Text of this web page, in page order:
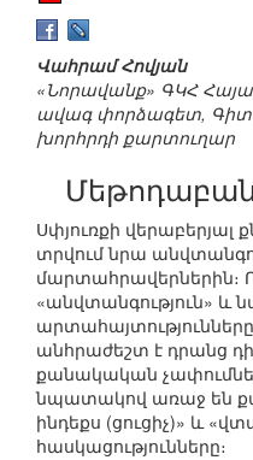
Վահրամ Հովյան
«Նորավանք» ԳԿՀ
ավագ փորձագետ,
խորհրդի քարտուղար
Սփյուռքի վերաբերյալ
տրվում նրա
մարտահրավերներին։
«անվտանգություն» և
անհրաժեշտ է դրանց
քանակական
նպատակով առաջ են
ինդեքս (ցուցիչ)» և
հասկացությունները։